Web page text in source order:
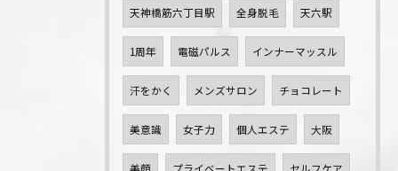
天神橋筋六丁目駅 全身脱毛 天六駅
1周年 電磁パルス インナーマッスル
汗をかく メンズサロン チョコレート
美意識 女子力 個人エステ 大阪